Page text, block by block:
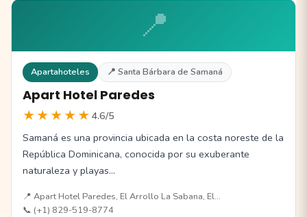
📍
Apartahoteles 📍 Santa Bárbara de Samaná
Apart Hotel Paredes
★★★★★ 4.6/5
Samaná es una provincia ubicada en la costa noreste de la
República Dominicana, conocida por su exuberante
naturaleza y playas…
📍 Apart Hotel Paredes, El Arrollo La Sabana, El…
📞 (+1) 829-519-8774